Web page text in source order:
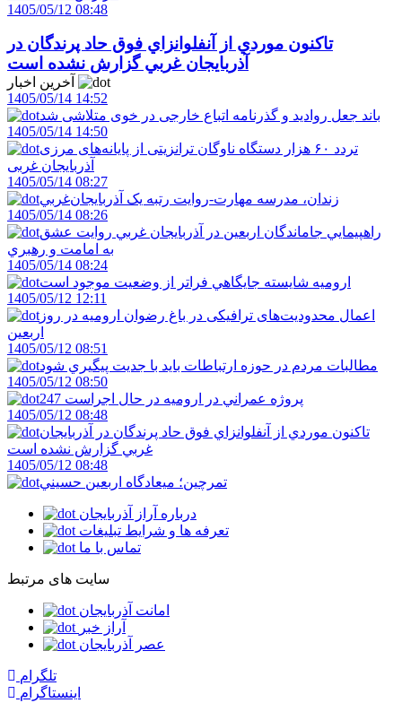
1405/05/12 08:48
تاکنون موردي از آنفلوانزاي فوق حاد پرندگان در
آذربايجان غربي گزارش نشده است
1405/05/14 14:52
باند جعل روادید و گذرنامه اتباع خارجی در خوی متلاشی شد
1405/05/14 14:50
تردد ۶۰ هزار دستگاه ناوگان ترانزیتی از پایانه‌های مرزی
آذربایجان ‌غربی
1405/05/14 08:27
زندان، مدرسه مهارت-روايت رتبه يک آذربايجان‌غربي
1405/05/14 08:26
راهپيمايي جاماندگان اربعين در آذربايجان غربي روايت عشق
به امامت و رهبري
1405/05/14 08:24
اروميه شايسته جايگاهي فراتر از وضعيت موجود است
1405/05/12 12:11
اعمال محدودیت‌های ترافیکی در باغ رضوان ارومیه در روز
اربعین
1405/05/12 08:51
مطالبات مردم در حوزه ارتباطات بايد با جديت پيگيري شود
1405/05/12 08:50
247 پروژه عمراني در اروميه در حال اجراست
1405/05/12 08:48
تاکنون موردي از آنفلوانزاي فوق حاد پرندگان در آذربايجان
غربي گزارش نشده است
1405/05/12 08:48
تمرچين؛ ميعادگاه اربعين حسيني
درباره آراز آذربایجان
تعرفه ها و شرایط تبلیغات
تماس با ما
سایت های مرتبط
امانت آذربایجان
آراز خبر
عصر آذربایجان
تلگرام
اینستاگرام